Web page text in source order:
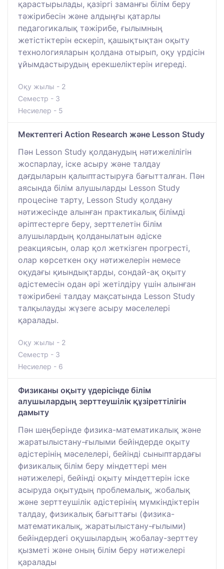
қарастырылады, қазіргі заманғы білім беру
тәжірибесін және алдыңғы қатарлы
педагогикалық тәжірибе, ғылымның
жетістіктерін ескеріп, қашықтықтан оқыту
технологияларын қолдана отырып, оқу үрдісін
ұйымдастырудың ерекшеліктерін игереді.
Оқу жылы - 2
Семестр - 3
Несиелер - 5
Мектептегі Action Research және Lesson Study
Пән Lesson Study қолданудың нәтижелілігін
жоспарлау, іске асыру және талдау
дағдыларын қалыптастыруға бағытталған. Пән
аясында білім алушыларды Lesson Study
процесіне тарту, Lesson Study қолдану
нәтижесінде алынған практикалық білімді
әріптестерге беру, зерттелетін білім
алушылардың қолданылатын әдіске
реакциясын, олар қол жеткізген прогресті,
олар көрсеткен оқу нәтижелерін немесе
оқудағы қиындықтарды, сондай-ақ оқыту
әдістемесін одан әрі жетілдіру үшін алынған
тәжірибені талдау мақсатында Lesson Study
талқылауды жүзеге асыру мәселелері
қаралады.
Оқу жылы - 2
Семестр - 3
Несиелер - 6
Физиканы оқыту үдерісінде білім
алушылардың зерттеушілік құзіреттілігін
дамыту
Пән шеңберінде физика-математикалық және
жаратылыстану-ғылыми бейіндерде оқыту
әдістерінің мәселелері, бейінді сыныптардағы
физикалық білім беру міндеттері мен
нәтижелері, бейінді оқыту міндеттерін іске
асыруда оқытудың проблемалық, жобалық
және зерттеушілік әдістерінің мүмкіндіктерін
талдау, физикалық бағыттағы (физика-
математикалық, жаратылыстану-ғылыми)
бейіндердегі оқушылардың жобалау-зерттеу
қызметі және оның білім беру нәтижелері
қаралады